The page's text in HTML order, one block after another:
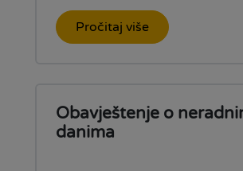
Pročitaj više
Obavještenje o
danima